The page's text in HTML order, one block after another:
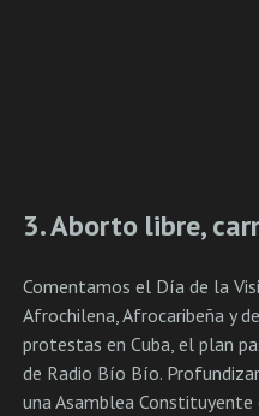
3. Aborto libre,
Comentamos el Día de la
Afrochilena, Afrocaribeña y
protestas en Cuba, el plan
de Radio Bío Bío.
una Asamblea